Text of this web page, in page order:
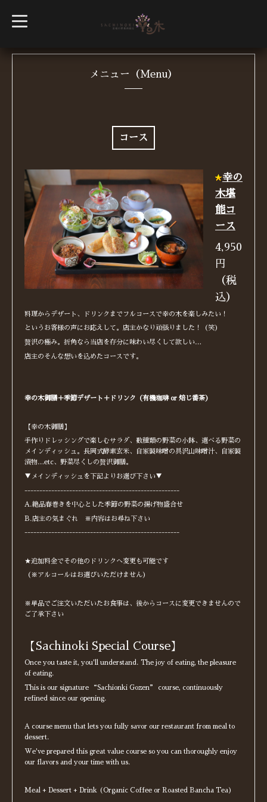
t
o
l
メニュー（Menu）
コース
幸の
木堪
能コ
ース
4,950
円
（税
込）
料理からデザート、ドリンクまでフルコースで幸の木を楽しみたい！
というお客様の声にお応えして。店主かなり頑張りました！（笑）
贅沢の極み。折角なら当店を存分に味わい尽くして欲しい…
店主のそんな想いを込めたコースです。
幸の木御膳＋季節デザート＋ドリンク（有機珈琲 or 焙じ番茶）
【幸の木御膳】
手作りドレッシングで楽しむサラダ、数種類の野菜の小鉢、選べる野菜の
メインディッシュ。長岡式酵素玄米、自家製味噌の具沢山味噌汁、自家製
漬物…etc、野菜尽くしの贅沢御膳。
▼メインディッシュを下記よりお選び下さい▼
----------------------------------------------------
A.絶品春巻きを中心とした季節の野菜の揚げ物盛合せ
B.店主の気まぐれ ※内容はお尋ね下さい
----------------------------------------------------
★追加料金でその他のドリンクへ変更も可能です
（※アルコールはお選びいただけません）
※単品でご注文いただいたお食事は、後からコースに変更できませんので
ご了承下さい
【Sachinoki Special Course】
Once you taste it, you'll understand. The joy of eating, the pleasure
of eating.
This is our signature “Sachionki Gozen” course, continuously
refined since our opening.
A course menu that lets you fully savor our restaurant from meal to
dessert.
We've prepared this great value course so you can thoroughly enjoy
our flavors and your time with us.
Meal + Dessert + Drink (Organic Coffee or Roasted Bancha Tea)